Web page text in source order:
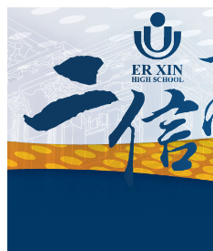
至
主
容